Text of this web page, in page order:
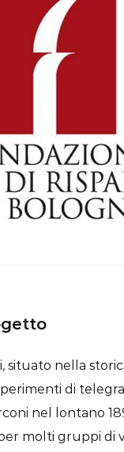
situato nella
di
nel lontano
molti gruppi di